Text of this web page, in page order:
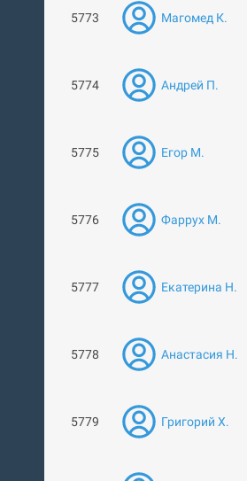
5773 Магомед К.
5774 Андрей П.
5775 Егор М.
5776 Фаррух М.
5777 Екатерина Н.
5778 Анастасия Н.
5779 Григорий Х.